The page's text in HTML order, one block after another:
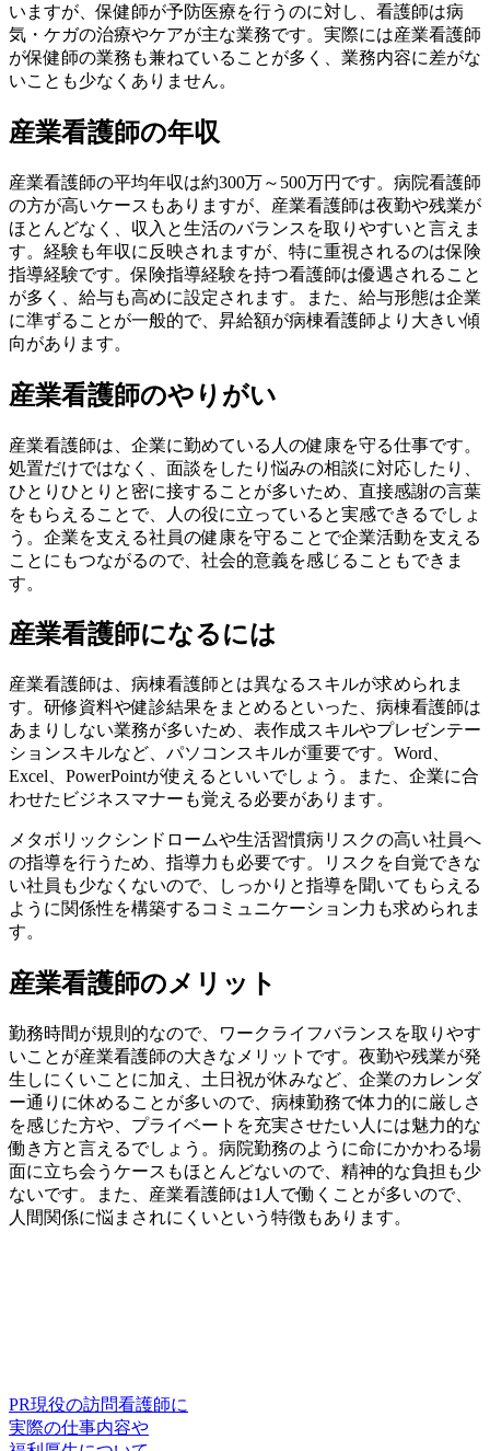
いますが、保健師が予防医療を行うのに対し、看護師は病
気・ケガの治療やケアが主な業務です。実際には産業看護師
が保健師の業務も兼ねていることが多く、業務内容に差がな
いことも少なくありません。
産業看護師の年収
産業看護師の平均年収は約300万～500万円です。病院看護師
の方が高いケースもありますが、産業看護師は夜勤や残業が
ほとんどなく、収入と生活のバランスを取りやすいと言えま
す。経験も年収に反映されますが、特に重視されるのは保険
指導経験です。保険指導経験を持つ看護師は優遇されること
が多く、給与も高めに設定されます。また、給与形態は企業
に準ずることが一般的で、昇給額が病棟看護師より大きい傾
向があります。
産業看護師のやりがい
産業看護師は、企業に勤めている人の健康を守る仕事です。
処置だけではなく、面談をしたり悩みの相談に対応したり、
ひとりひとりと密に接することが多いため、直接感謝の言葉
をもらえることで、人の役に立っていると実感できるでしょ
う。企業を支える社員の健康を守ることで企業活動を支える
ことにもつながるので、社会的意義を感じることもできま
す。
産業看護師になるには
産業看護師は、病棟看護師とは異なるスキルが求められま
す。研修資料や健診結果をまとめるといった、病棟看護師は
あまりしない業務が多いため、表作成スキルやプレゼンテー
ションスキルなど、パソコンスキルが重要です。Word、
Excel、PowerPointが使えるといいでしょう。また、企業に合
わせたビジネスマナーも覚える必要があります。
メタボリックシンドロームや生活習慣病リスクの高い社員へ
の指導を行うため、指導力も必要です。リスクを自覚できな
い社員も少なくないので、しっかりと指導を聞いてもらえる
ように関係性を構築するコミュニケーション力も求められま
す。
産業看護師のメリット
勤務時間が規則的なので、ワークライフバランスを取りやす
いことが産業看護師の大きなメリットです。夜勤や残業が発
生しにくいことに加え、土日祝が休みなど、企業のカレンダ
ー通りに休めることが多いので、病棟勤務で体力的に厳しさ
を感じた方や、プライベートを充実させたい人には魅力的な
働き方と言えるでしょう。病院勤務のように命にかかわる場
面に立ち会うケースもほとんどないので、精神的な負担も少
ないです。また、産業看護師は1人で働くことが多いので、
人間関係に悩まされにくいという特徴もあります。
PR現役の訪問看護師に
実際の仕事内容や